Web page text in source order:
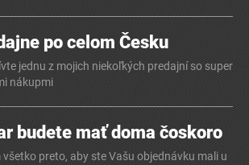
po celom Česku
jednu z mojich niekoľkých predajní so super
nákupmi
budete mať doma čoskoro
všetko preto, aby ste Vašu objednávku mali u